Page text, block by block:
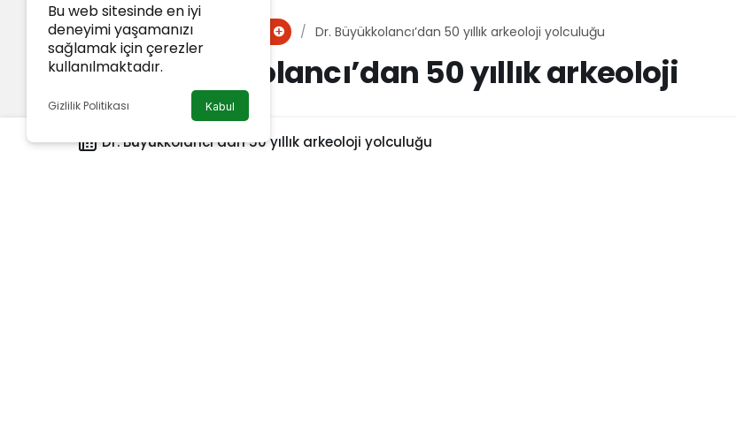
Haberler Dr. Büyükkolancı’dan 50 yıllık arkeoloji yolculuğu
Dr. Büyükkolancı’dan 50 yıllık arkeoloji
yolculuğu
Dr. Büyükkolancı’dan 50 yıllık arkeoloji yolculuğu
Bu web sitesinde en iyi
deneyimi yaşamanızı
sağlamak için çerezler
kullanılmaktadır.
Gizlilik Politikası Kabul